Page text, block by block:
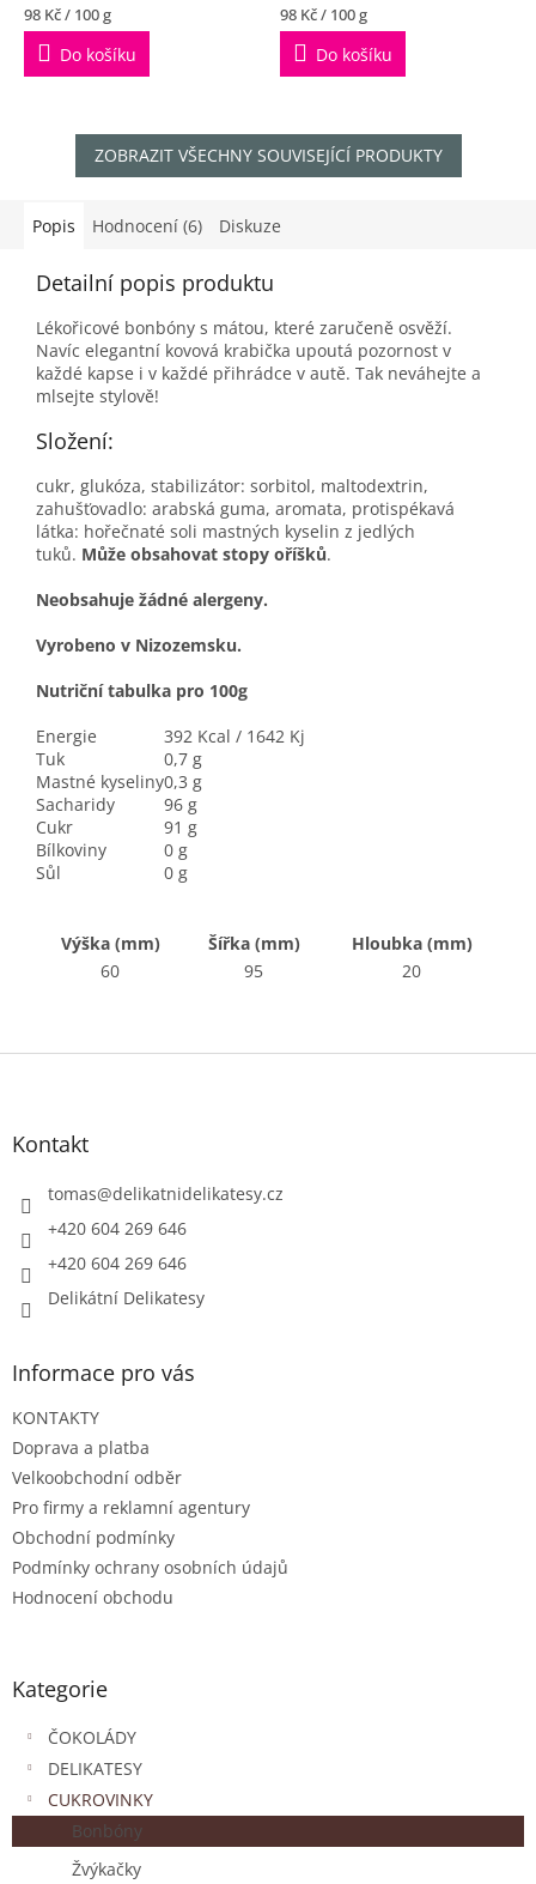
4,9
Měrná
cena:
98 Kč / 100 g
Do košíku
5,0
Měrná
cena:
98 Kč / 100 g
Do košíku
ZOBRAZIT VŠECHNY SOUVISEJÍCÍ PRODUKTY
Popis Hodnocení (6) Diskuze
Detailní popis produktu
Lékořicové bonbóny s mátou, které zaručeně osvěží.
Navíc elegantní kovová krabička upoutá pozornost v
každé kapse i v každé přihrádce v autě. Tak neváhejte a
mlsejte stylově!
Složení:
cukr, glukóza, stabilizátor: sorbitol, maltodextrin,
zahušťovadlo: arabská guma, aromata, protispékavá
látka: hořečnaté soli mastných kyselin z jedlých
tuků. Může obsahovat stopy oříšků.
Neobsahuje žádné alergeny.
Vyrobeno v Nizozemsku.
Nutriční tabulka pro 100g
Energie
392 Kcal / 1642 Kj
Tuk
0,7 g
Mastné kyseliny0,3 g
Sacharidy
96 g
Cukr
91 g
Bílkoviny
0 g
Sůl
0 g
Výška (mm) Šířka (mm)
Hloubka (mm)
60
95 20
Z
Kontakt
tomas@delikatnidelikatesy.cz
+420 604 269 646
+420 604 269 646
Delikátní Delikatesy
Informace pro vás
KONTAKTY
Doprava a platba
Velkoobchodní odběr
Pro firmy a reklamní agentury
Obchodní podmínky
Podmínky ochrany osobních údajů
Hodnocení obchodu
Kategorie
ČOKOLÁDY
DELIKATESY
CUKROVINKY
Bonbóny
Žvýkačky